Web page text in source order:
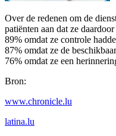
Over de redenen om de
patiënten aan dat ze
89% omdat ze controle
87% omdat ze de
76% omdat ze een
Bron:
www.chronicle.lu
latina.lu